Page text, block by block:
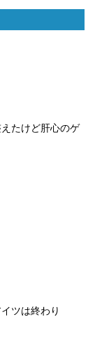
たけど肝心のゲ
ツは終わり